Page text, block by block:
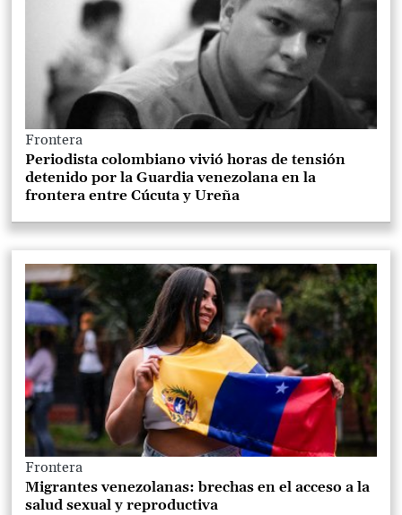
Frontera
Periodista colombiano vivió horas de tensión
detenido por la Guardia venezolana en la
frontera entre Cúcuta y Ureña
Frontera
Migrantes venezolanas: brechas en el acceso a la
salud sexual y reproductiva